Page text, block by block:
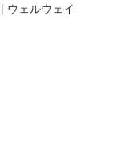
ウェルウェイ